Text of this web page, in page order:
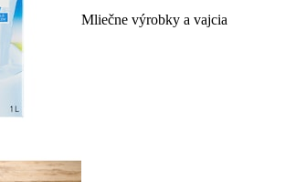
Mliečne výrobky a vajcia